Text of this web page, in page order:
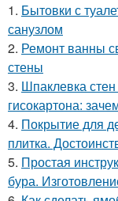
1. Бытовки с
санузлом
2. Ремонт ванны
стены
3. Шпаклевка стен
гисокартона:
4. Покрытие для
плитка.
5. Простая
бура.